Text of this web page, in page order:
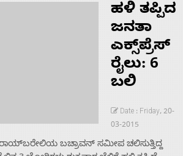
ಹಳಿ ತಪ್ಪಿದ
ಜನತಾ
ಎಕ್ಸ್‌ಪ್ರೆಸ್
ರೈಲು: 6
ಬಲಿ
Date : Friday, 20-
03-2015
ರಾಯ್‌ಬರೇಲಿಯ ಬಚ್ರಾವನ್ ಸಮೀಪ ಚಲಿಸುತ್ತಿದ್ದ